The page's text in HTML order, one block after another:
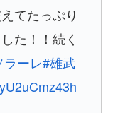
てたっぷり
た！！続く
ーレ#雄武